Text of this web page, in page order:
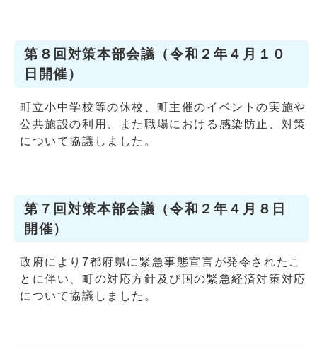
第８回対策本部会議（令和２年４月１０
日開催）
町立小中学校等の休校、町主催のイベントの実施や
公共施設の利用、また職場における感染防止、対策
について協議しました。
第７回対策本部会議（令和２年４月８日
開催）
政府により7都府県に緊急事態宣言が発令されたこ
とに伴い、町の対応方針及び国の緊急経済対策対応
について協議しました。